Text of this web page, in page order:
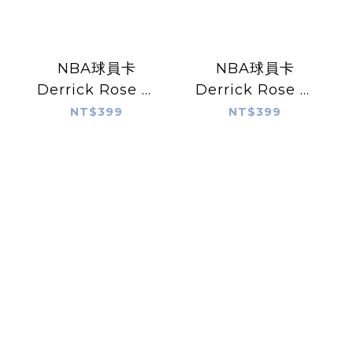
NBA球員卡
Derrick Rose 芝
加哥公牛紅 飆風玫
NT$399
NBA球員卡
Derrick Rose 芝
加哥公牛白 飆風玫
NT$399